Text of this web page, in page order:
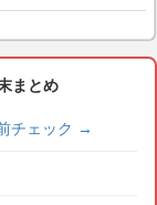
まとめ
チェック →